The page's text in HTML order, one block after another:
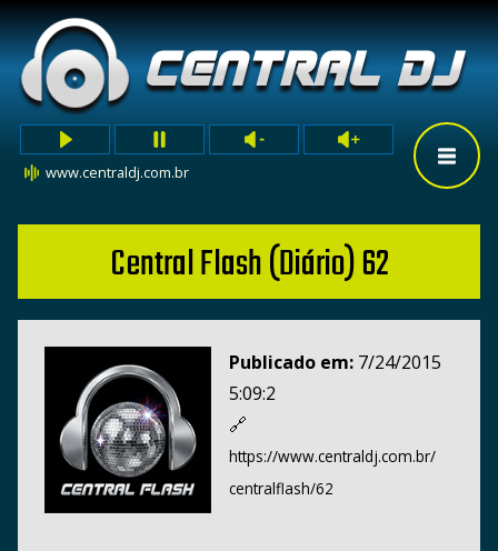
www.centraldj.com.br
Central Flash (Diário) 62
Publicado em: 7/24/2015
5:09:2
🔗
https://www.centraldj.com.br/
centralflash/62